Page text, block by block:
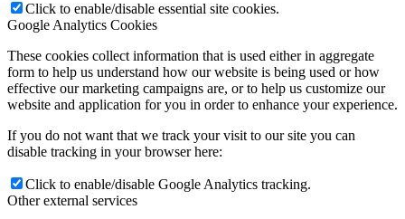
Click to enable/disable essential site cookies.
Google Analytics Cookies
These cookies collect information that is used either in aggregate
form to help us understand how our website is being used or how
effective our marketing campaigns are, or to help us customize our
website and application for you in order to enhance your experience.
If you do not want that we track your visit to our site you can
disable tracking in your browser here:
Click to enable/disable Google Analytics tracking.
Other external services